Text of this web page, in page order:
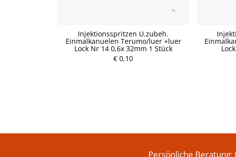
Injektionsspritzen U.zubeh.
Einmalkanuelen Terumo/luer +luer
Lock Nr 14 0,6x 32mm 1 Stück
€ 0,10
P
r
Persönliche Beratung: